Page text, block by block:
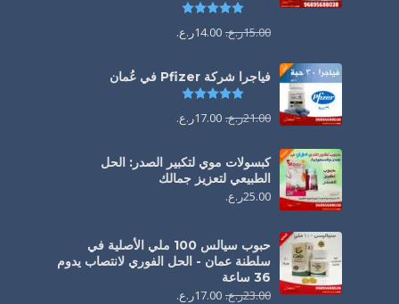
15.00ر.ع. 14.00ر.ع.
فياجرا شركة Pfizer في عُمان
21.00ر.ع. 17.00ر.ع.
كبسولات موي لتكبير الصدر: الحل
الطبيعي لتعزيز جمالك
25.00ر.ع.
حبوب سيالس 100 ملي الأصلية في
سلطنة عمان - الحل الفوري لانتصاب يدوم
36 ساعة
23.00ر.ع. 17.00ر.ع.